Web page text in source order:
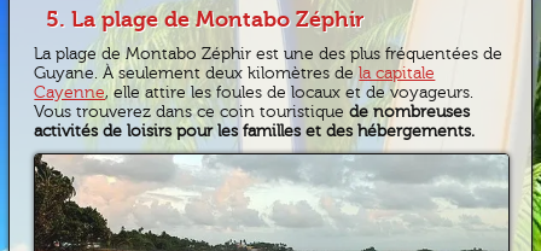
5. La plage de Montabo Zéphir
La plage de Montabo Zéphir est une des plus fréquentées de
Guyane. À seulement deux kilomètres dela capitale
Cayenne, elle attire les foules de locaux et de voyageurs.
Vous trouverez dans ce coin touristiquede nombreuses
activités de loisirs pour les familles et des hébergements.